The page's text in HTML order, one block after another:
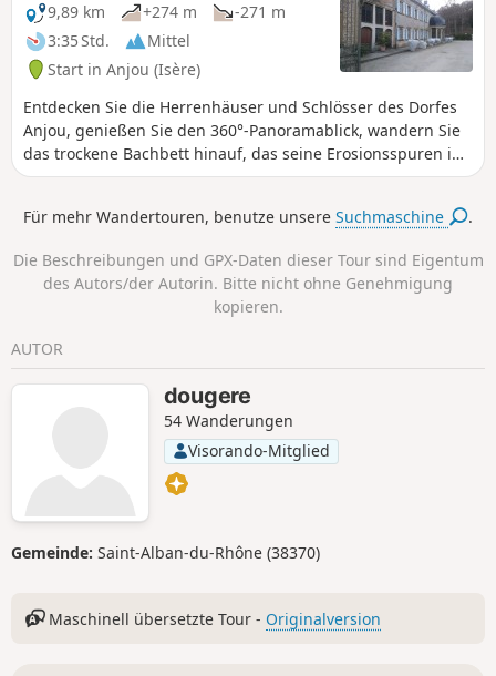
9,89 km
+274 m
-271 m
3:35 Std.
Mittel
Start in Anjou (Isère)
Entdecken Sie die Herrenhäuser und Schlösser des Dorfes
Anjou, genießen Sie den 360°-Panoramablick, wandern Sie
das trockene Bachbett hinauf, das seine Erosionsspuren im
Tuff hinterlassen hat. Kehren Sie durch den Wald zurück,
bevor Sie wieder nach Anjou hinuntersteigen. Bitte
Regenfällen nicht möglich ist, da das Bachbett dann nicht
mehr trocken wäre.
Für mehr Wandertouren, benutze unsereSuchmaschine .
Die Beschreibungen und GPX-Daten dieser Tour sind Eigentum
des Autors/der Autorin. Bitte nicht ohne Genehmigung
kopieren.
AUTOR
dougere
54 Wanderungen
Visorando-Mitglied
Gemeinde: Saint-Alban-du-Rhône (38370)
Maschinell übersetzte Tour - Originalversion